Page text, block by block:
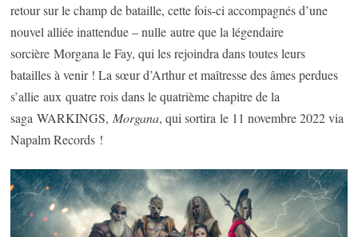
retour sur le champ de bataille, cette fois-ci accompagnés d’une
nouvel alliée inattendue – nulle autre que la légendaire
sorcière Morgana le Fay, qui les rejoindra dans toutes leurs
batailles à venir ! La sœur d’Arthur et maîtresse des âmes perdues
s’allie aux quatre rois dans le quatrième chapitre de la
saga WARKINGS, Morgana, qui sortira le 11 novembre 2022 via
Napalm Records !